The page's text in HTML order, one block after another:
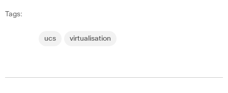
Tags:
ucs virtualisation